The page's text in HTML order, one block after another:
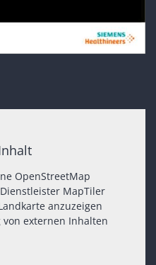
OpenStreetMap
MapTiler
anzuzeigen
von externen Inhalten